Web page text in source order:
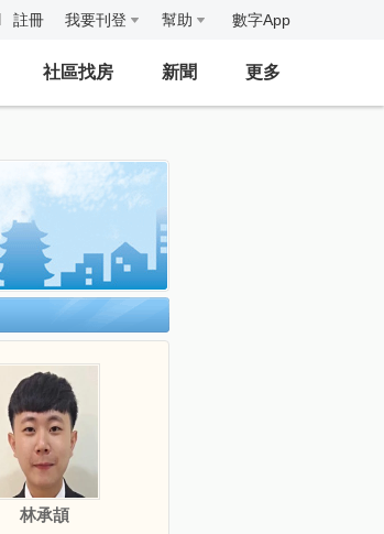
註冊 我要刊登 幫助 數字App
社區找房 新聞 更多
林承頡